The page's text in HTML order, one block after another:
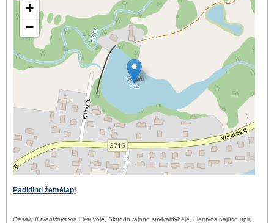
+
−
Padidinti žemėlapį
Gėsalų II tvenkinys yra Lietuvoje, Skuodo rajono savivaldybėje, Lietuvos pajūrio upių